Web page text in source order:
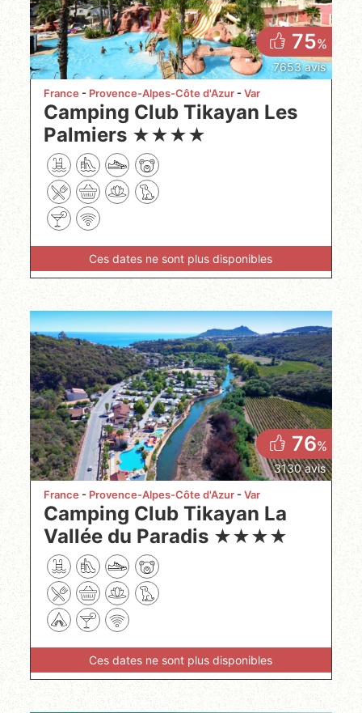
75%
7653 avis
France Provence-Alpes-Côte d'Azur Var
Camping Club Tikayan Les
Palmiers ★★★★
Ces dates ne sont plus disponibles
76%
3130 avis
France Provence-Alpes-Côte d'Azur Var
Camping Club Tikayan La
Vallée du Paradis ★★★★
Ces dates ne sont plus disponibles